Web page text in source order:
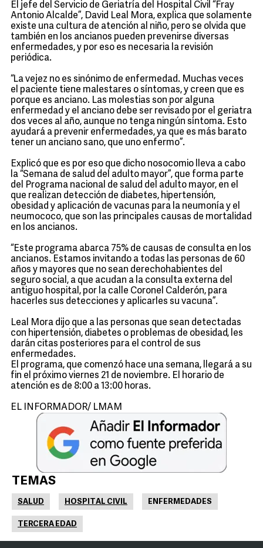
El jefe del Servicio de Geriatría del Hospital Civil “Fray
Antonio Alcalde”, David Leal Mora, explica que solamente
existe una cultura de atención al niño, pero se olvida que
también en los ancianos pueden prevenirse diversas
enfermedades, y por eso es necesaria la revisión
periódica.
“La vejez no es sinónimo de enfermedad. Muchas veces
el paciente tiene malestares o síntomas, y creen que es
porque es anciano. Las molestias son por alguna
enfermedad y el anciano debe ser revisado por el geriatra
dos veces al año, aunque no tenga ningún síntoma. Esto
ayudará a prevenir enfermedades, ya que es más barato
tener un anciano sano, que uno enfermo”.
Explicó que es por eso que dicho nosocomio lleva a cabo
la “Semana de salud del adulto mayor”, que forma parte
del Programa nacional de salud del adulto mayor, en el
que realizan detección de diabetes, hipertensión,
obesidad y aplicación de vacunas para la neumonía y el
neumococo, que son las principales causas de mortalidad
en los ancianos.
“Este programa abarca 75% de causas de consulta en los
ancianos. Estamos invitando a todas las personas de 60
años y mayores que no sean derechohabientes del
seguro social, a que acudan a la consulta externa del
antiguo hospital, por la calle Coronel Calderón, para
hacerles sus detecciones y aplicarles su vacuna”.
Leal Mora dijo que a las personas que sean detectadas
con hipertensión, diabetes o problemas de obesidad, les
darán citas posteriores para el control de sus
enfermedades.
El programa, que comenzó hace una semana, llegará a su
fin el próximo viernes 21 de noviembre. El horario de
atención es de 8:00 a 13:00 horas.
EL INFORMADOR/ LMAM
TEMAS
SALUD HOSPITAL CIVIL ENFERMEDADES
TERCERA EDAD